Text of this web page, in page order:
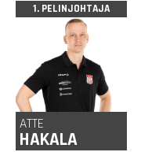
1. PELINJOHTAJA
ATTE
HAKALA